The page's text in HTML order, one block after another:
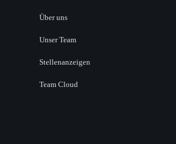
Über uns
Unser Team
Stellenanzeigen
Team Cloud